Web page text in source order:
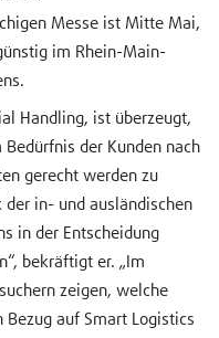
Messe ist Mitte Mai,
im Rhein-Main-
Handling, ist überzeugt,
der Kunden nach
gerecht werden zu
der in- und ausländischen
in der Entscheidung
bekräftigt er. „Im
zeigen, welche
auf Smart Logistics